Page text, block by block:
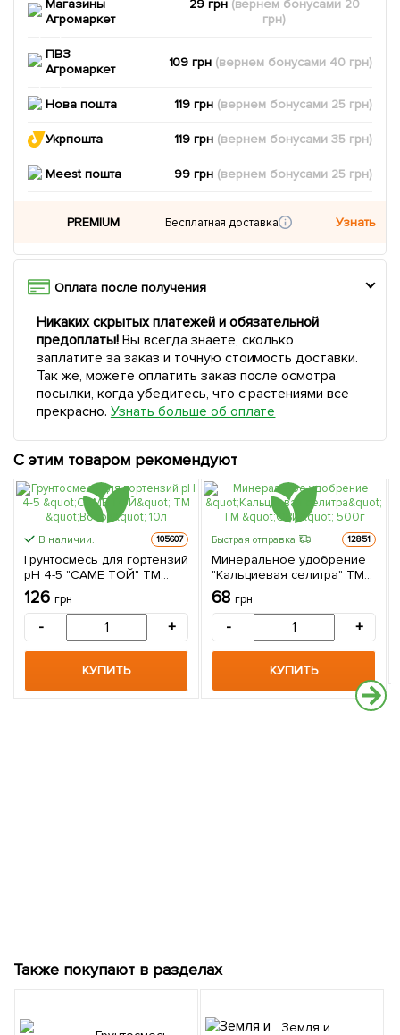
Магазины
Агромаркет
29 грн (вернем бонусами 20
грн)
ПВЗ
Агромаркет
109 грн (вернем бонусами 40 грн)
Нова пошта 119 грн (вернем бонусами 25 грн)
Укрпошта 119 грн (вернем бонусами35 грн)
Meest пошта 99 грн (вернем бонусами 25 грн)
PREMIUM Бесплатная доставка Узнать
Оплата после получения
Никаких скрытых платежей и обязательной
предоплаты!Вы всегда знаете, сколько
заплатите за заказ и точную стоимость доставки.
Так же, можете оплатить заказ после осмотра
посылки, когда убедитесь, что с растениями все
прекрасно. Узнать больше об оплате
С этим товаром рекомендуют
В наличии. 105607
Грунтосмесь для гортензий
pH 4-5 "САМЕ ТОЙ" ТМ
"Восор" 10л
126 грн
- +
КУПИТЬ
Быстрая отправка 12851
Минеральное удобрение
"Кальциевая селитра" ТМ
"ОВИ" 500г
68 грн
- +
КУПИТЬ
Также покупают в разделах
Земля и